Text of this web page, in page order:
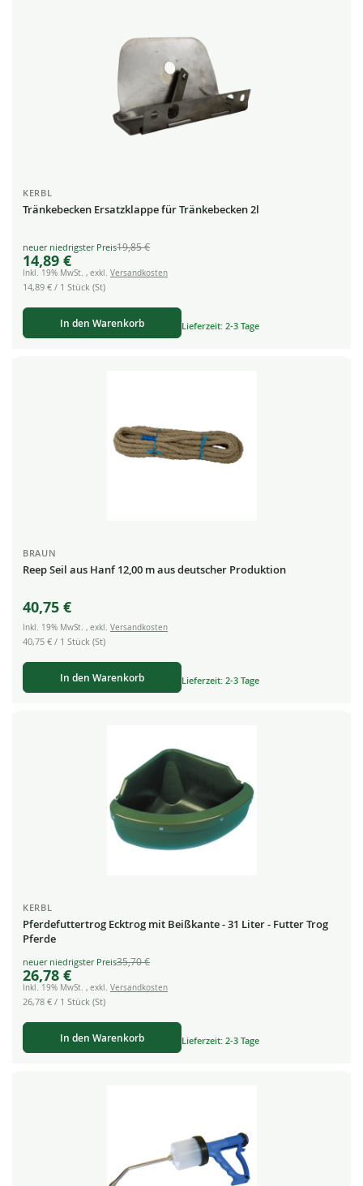
KERBL
Tränkebecken Ersatzklappe für Tränkebecken 2l
Special
Price
14,89 €
19,85 €
Inkl. 19% MwSt. , exkl. Versandkosten
14,89 € / 1 Stück (St)
In den Warenkorb Lieferzeit: 2-3 Tage
BRAUN
Reep Seil aus Hanf 12,00 m aus deutscher Produktion
40,75 €
Inkl. 19% MwSt. , exkl. Versandkosten
40,75 € / 1 Stück (St)
In den Warenkorb Lieferzeit: 2-3 Tage
KERBL
Pferdefuttertrog Ecktrog mit Beißkante - 31 Liter - Futter Trog
Pferde
Special
Price
26,78 €
35,70 €
Inkl. 19% MwSt. , exkl. Versandkosten
26,78 € / 1 Stück (St)
In den Warenkorb Lieferzeit: 2-3 Tage